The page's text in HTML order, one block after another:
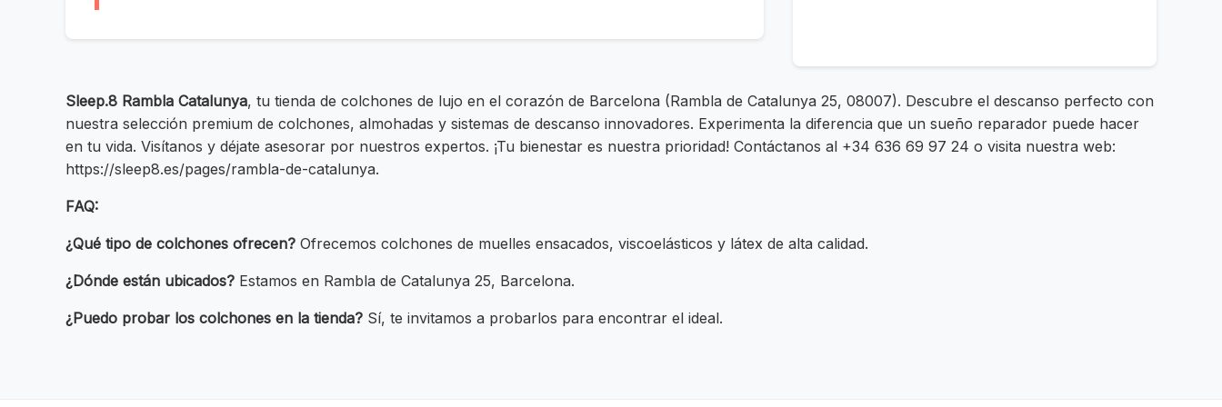
Sleep.8 Rambla Catalunya, tu tienda de colchones de lujo en el corazón de Barcelona (Rambla de Catalunya 25, 08007). Descubre el descanso perfecto con
nuestra selección premium de colchones, almohadas y sistemas de descanso innovadores. Experimenta la diferencia que un sueño reparador puede hacer
en tu vida. Visítanos y déjate asesorar por nuestros expertos. ¡Tu bienestar es nuestra prioridad! Contáctanos al +34 636 69 97 24 o visita nuestra web:
https://sleep8.es/pages/rambla-de-catalunya.
FAQ:
¿Qué tipo de colchones ofrecen? Ofrecemos colchones de muelles ensacados, viscoelásticos y látex de alta calidad.
¿Dónde están ubicados? Estamos en Rambla de Catalunya 25, Barcelona.
¿Puedo probar los colchones en la tienda? Sí, te invitamos a probarlos para encontrar el ideal.